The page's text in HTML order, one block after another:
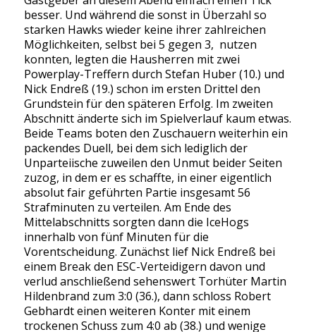
besser. Und während die sonst in Überzahl so
starken Hawks wieder keine ihrer zahlreichen
Möglichkeiten, selbst bei 5 gegen 3, nutzen
konnten, legten die Hausherren mit zwei
Powerplay-Treffern durch Stefan Huber (10.) und
Nick Endreß (19.) schon im ersten Drittel den
Grundstein für den späteren Erfolg. Im zweiten
Abschnitt änderte sich im Spielverlauf kaum etwas.
Beide Teams boten den Zuschauern weiterhin ein
packendes Duell, bei dem sich lediglich der
Unparteiische zuweilen den Unmut beider Seiten
zuzog, in dem er es schaffte, in einer eigentlich
absolut fair geführten Partie insgesamt 56
Strafminuten zu verteilen. Am Ende des
Mittelabschnitts sorgten dann die IceHogs
innerhalb von fünf Minuten für die
Vorentscheidung. Zunächst lief Nick Endreß bei
einem Break den ESC-Verteidigern davon und
verlud anschließend sehenswert Torhüter Martin
Hildenbrand zum 3:0 (36.), dann schloss Robert
Gebhardt einen weiteren Konter mit einem
trockenen Schuss zum 4:0 ab (38.) und wenige